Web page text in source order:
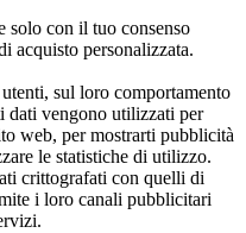
solo con il tuo consenso
acquisto personalizzata.
sul loro comportamento
dati vengono utilizzati per
web, per mostrarti pubblicità
le statistiche di utilizzo.
crittografati con quelli di
i loro canali pubblicitari